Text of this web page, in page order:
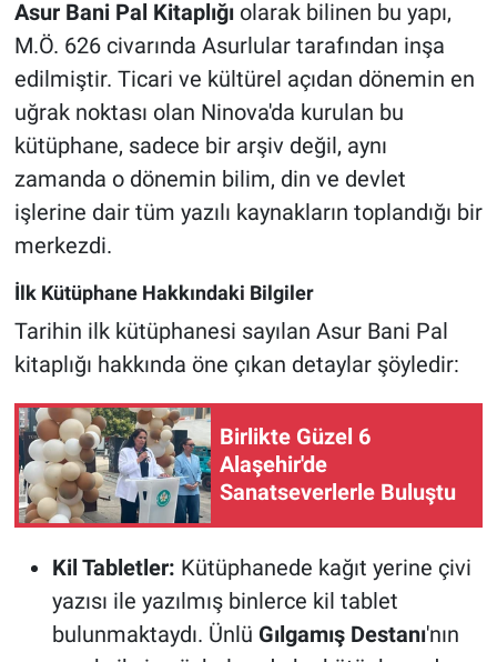
Asur Bani Pal Kitaplığıolarak bilinen bu yapı,
M.Ö. 626 civarında Asurlular tarafından inşa
edilmiştir. Ticari ve kültürel açıdan dönemin en
uğrak noktası olan Ninova'da kurulan bu
kütüphane, sadece bir arşiv değil, aynı
zamanda o dönemin bilim, din ve devlet
işlerine dair tüm yazılı kaynakların toplandığı bir
merkezdi.
İlk Kütüphane Hakkındaki Bilgiler
Tarihin ilk kütüphanesi sayılan Asur Bani Pal
kitaplığı hakkında öne çıkan detaylar şöyledir:
Birlikte Güzel 6
Alaşehir'de
Sanatseverlerle Buluştu
Kil Tabletler: Kütüphanede kağıt yerine çivi
yazısı ile yazılmış binlerce kil tablet
bulunmaktaydı. Ünlü Gılgamış Destanı'nın